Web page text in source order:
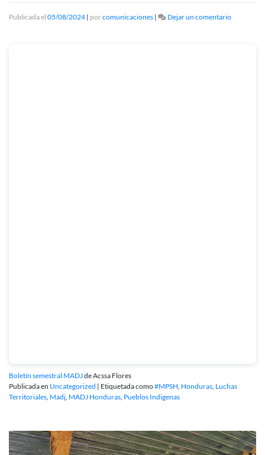
Publicada el 05/08/2024 | porcomunicaciones | Dejar un comentarioen
Boletín semestral MADJde Acssa Flores
Publicada en Uncategorized | Etiquetada como#MPSH, Honduras, Luchas
Territoriales, Madj, MADJ Honduras, Pueblos Indigenas